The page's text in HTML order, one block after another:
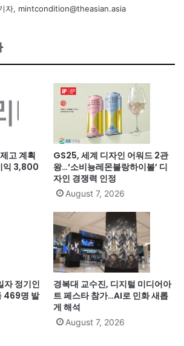
자, mintcondition@theasian.asia
고 계획
익 3,800
GS25, 세계 디자인 어워드 2관
왕…‘소비뇽레몬블랑하이볼’ 디
자인 경쟁력 인정
August 7, 2026
자 정기인
469명 발
경복대 교수진, 디지털 미디어아
트 페스타 참가…AI로 민화 새롭
게 해석
August 7, 2026